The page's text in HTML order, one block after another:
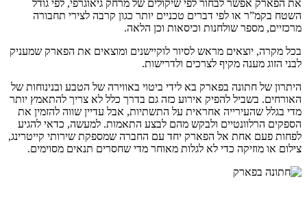
את הפארק אפשר לבחור לפי שיקולים של מרחק גיאוגרפי, לפי גודל
השטח בקמ”ר או לפי דברים טכניים יותר כגון קרבה לצירי תחבורה
מרכזיים, מספר שולחנות וכיסאות וכן הלאה.
בכל מקרה, יוצאים מראש לסיור לוקיישנים ומוצאים את הפארק שמעניק
לבני הזוג מענה מקיף לצרכים ולדרישות.
היתרון של חתונה בפארק בא לידי ביטוי באווירה של הטבע ובנינוחות של
האורחים. בשביל להפיק אירוע כזה גם בדרך כלל לא צריך להתאמץ יותר
מדי בגלל שהעירייה אחראית על התשתיות, אבל עדיין שווה להזמין את
הספקים הרלוונטיים ולבקש מהם לבצע התאמות. למעשה, כדאי להגיע
לפחות פעם אחת אל הפארק יחד עם החברה שמספקת שירותי קייטרינג,
צילום או מוזיקה כדי לא לגלות מאוחר מדי שחסרים תנאים מסוימים.